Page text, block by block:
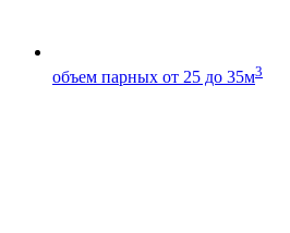
объем парных от 25 до 35м3